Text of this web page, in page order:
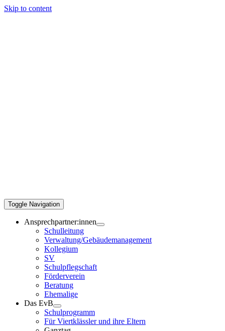
Skip to content
Toggle Navigation
Ansprechpartner:innen
Schulleitung
Verwaltung/Gebäudemanagement
Kollegium
SV
Schulpflegschaft
Förderverein
Beratung
Ehemalige
Das EvB
Schulprogramm
Für Viertklässler und ihre Eltern